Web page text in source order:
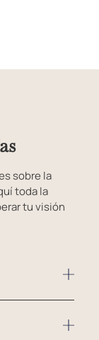
sobre la
toda la
tu visión